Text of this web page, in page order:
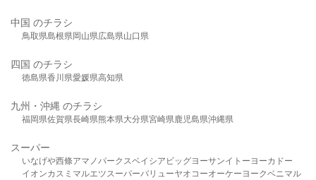
中国 のチラシ
鳥取県島根県岡山県広島県山口県
四国 のチラシ
徳島県香川県愛媛県高知県
九州・沖縄 のチラシ
福岡県佐賀県長崎県熊本県大分県宮崎県鹿児島県沖縄県
スーパー
いなげや西條アマノパークスベイシア ビッグヨーサンイトーヨーカドー
イオンカスミ マルエツスーパーバリューヤオコーオーケー ヨークベニマル